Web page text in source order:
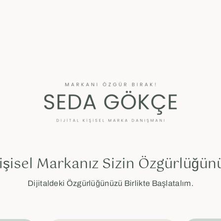
Markanız Sizin
Dijitaldeki Özgürlüğünüzü Birlikte Başlatalım.